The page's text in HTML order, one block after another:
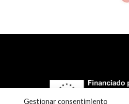
Gestionar consentimiento